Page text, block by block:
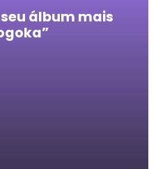
álbum mais